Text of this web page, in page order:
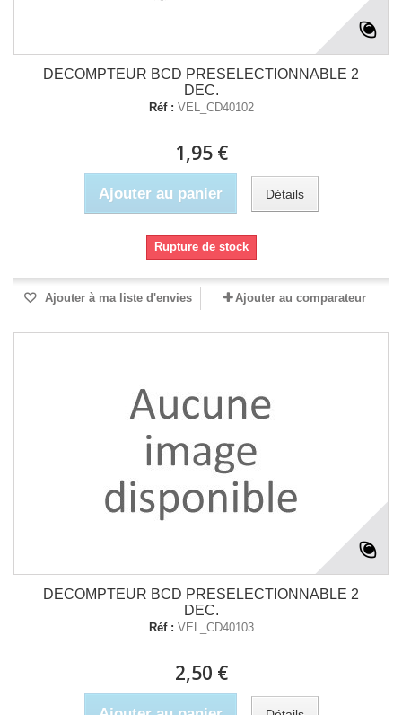
DECOMPTEUR BCD PRESELECTIONNABLE 2
DEC.
Réf : VEL_CD40102
1,95 €
Ajouter au panier Détails
Rupture de stock
Ajouter à ma liste d'envies Ajouter au comparateur
DECOMPTEUR BCD PRESELECTIONNABLE 2
DEC.
Réf : VEL_CD40103
2,50 €